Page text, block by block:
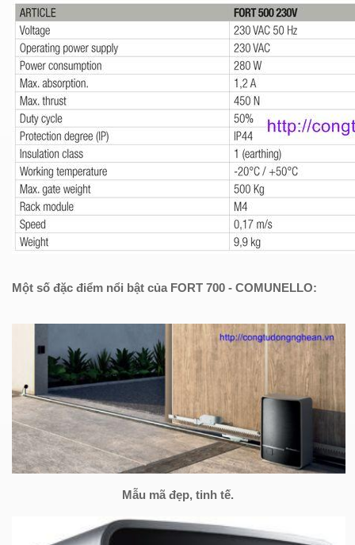
Một số đặc điểm nổi bật của FORT 700 - COMUNELLO:
Mẫu mã đẹp, tinh tế.